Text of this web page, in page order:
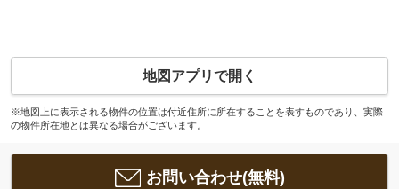
地図アプリで開く
※地図上に表示される物件の位置は付近住所に所在することを表すものであり、実際
の物件所在地とは異なる場合がございます。
お問い合わせ(無料)